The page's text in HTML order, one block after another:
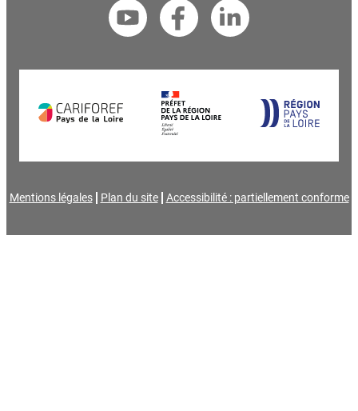
Mentions légales Plan du site Accessibilité : partiellement conforme